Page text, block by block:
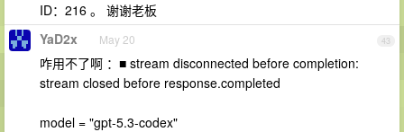
ID：216 。 谢谢老板
43
YaD2x May 20
咋用不了啊 ：■ stream disconnected before completion:
stream closed before response.completed
model = "gpt-5.3-codex"